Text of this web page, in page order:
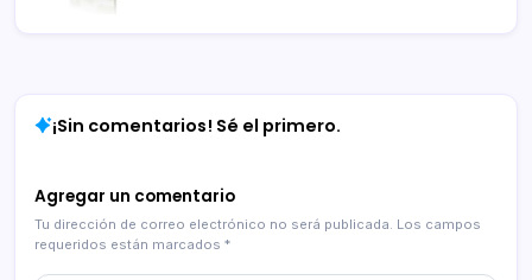
¡Sin comentarios! Sé el primero.
Agregar un comentario
Tu dirección de correo electrónico no será publicada. Los campos
requeridos están marcados *